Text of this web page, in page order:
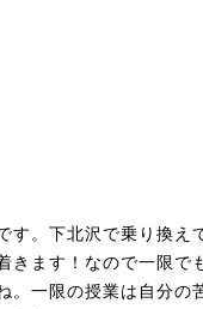
す。下北沢で乗り換え
きます！なので一限で
。一限の授業は自分の